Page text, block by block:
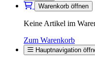
Warenkorb öffnen
Keine Artikel im
Zum Warenkorb
Hauptnavigation